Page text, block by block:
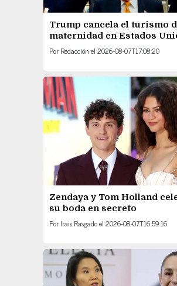
Trump cancela el turismo
maternidad en Estados
Por Redacción el 2026-08-07T17:08:20
Zendaya y Tom Holland
su boda en secreto
Por Irais Rasgadoel 2026-08-07T16:59:16